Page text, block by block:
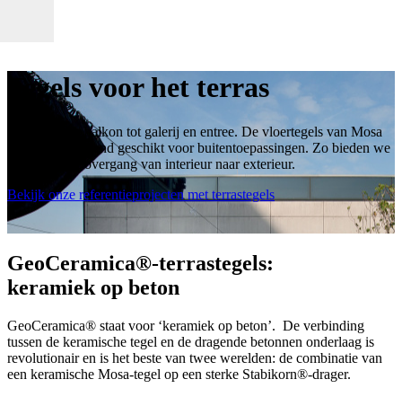
Tegels voor het terras
Van terras en balkon tot galerij en entree. De vloertegels van Mosa
zijn ook uitstekend geschikt voor buitentoepassingen. Zo bieden we
een naadloze overgang van interieur naar exterieur.
Bekijk onze referentieprojecten met terrastegels
GeoCeramica®-terrastegels:
keramiek op beton
GeoCeramica® staat voor ‘keramiek op beton’. De verbinding
tussen de keramische tegel en de dragende betonnen onderlaag is
revolutionair en is het beste van twee werelden: de combinatie van
een keramische Mosa-tegel op een sterke Stabikorn®-drager.